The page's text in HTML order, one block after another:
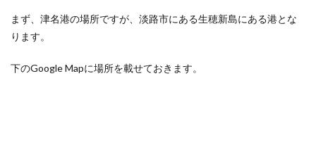
まず、津名港の場所ですが、淡路市にある生穂新島にある港とな
ります。
下のGoogle Mapに場所を載せておきます。